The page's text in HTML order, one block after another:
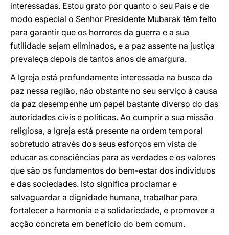
interessadas. Estou grato por quanto o seu País e de
modo especial o Senhor Presidente Mubarak têm feito
para garantir que os horrores da guerra e a sua
futilidade sejam eliminados, e a paz assente na justiça
prevaleça depois de tantos anos de amargura.
A Igreja está profundamente interessada na busca da
paz nessa região, não obstante no seu serviço à causa
da paz desempenhe um papel bastante diverso do das
autoridades civis e políticas. Ao cumprir a sua missão
religiosa, a Igreja está presente na ordem temporal
sobretudo através dos seus esforços em vista de
educar as consciências para as verdades e os valores
que são os fundamentos do bem-estar dos indivíduos
e das sociedades. Isto significa proclamar e
salvaguardar a dignidade humana, trabalhar para
fortalecer a harmonia e a solidariedade, e promover a
acção concreta em benefício do bem comum.